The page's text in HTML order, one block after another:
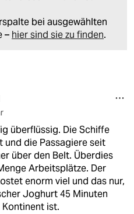
bei ausgewählten
– hier sind sie zu finden.
überflüssig. Die Schiffe
und die Passagiere seit
über den Belt. Überdies
Arbeitsplätze. Der
enorm viel und das nur,
Joghurt 45 Minuten
ist.